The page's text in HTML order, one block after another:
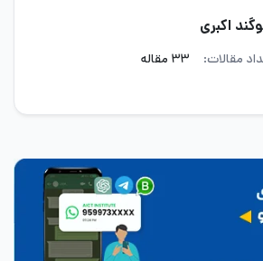
اکبری
مقالات: ۳۳ مقاله